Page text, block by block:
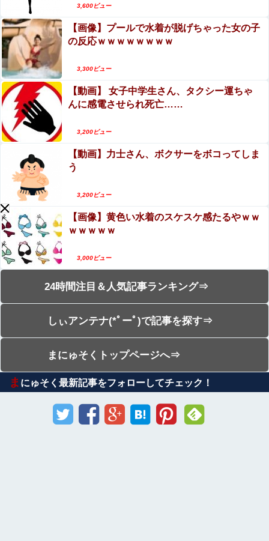
3,600ビュー
【画像】プールで水着が脱げちゃった女の子
の反応ｗｗｗｗｗｗｗｗ
3,300ビュー
【動画】 女子中学生さん、タクシー運ちゃ
んに感電させられ死亡……
3,200ビュー
【動画】力士さん、ボクサーをボコってしま
う
3,200ビュー
【画像】黄色い水着のスケスケ感たるやｗｗ
ｗｗｗｗｗ
3,000ビュー
24時間注目＆人気記事ランキング⇒
しぃアンテナ(*ﾟーﾟ)で記事を探す⇒
まにゅそくトップページへ⇒
ま にゅそく最新記事をフォローしてチェック！